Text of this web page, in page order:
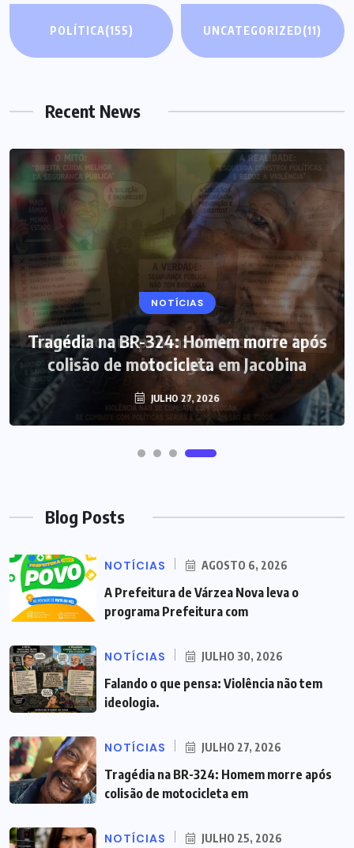
POLÍTICA(155) UNCATEGORIZED(11)
Recent News
NOTÍCIAS
Tragédia na BR-324: Homem morre após
colisão de motocicleta em Jacobina
JULHO 27, 2026
Blog Posts
NOTÍCIAS AGOSTO 6, 2026
A Prefeitura de Várzea Nova leva o
programa Prefeitura com
NOTÍCIAS JULHO 30, 2026
Falando o que pensa: Violência não tem
ideologia.
NOTÍCIAS JULHO 27, 2026
Tragédia na BR-324: Homem morre após
colisão de motocicleta em
NOTÍCIAS JULHO 25, 2026